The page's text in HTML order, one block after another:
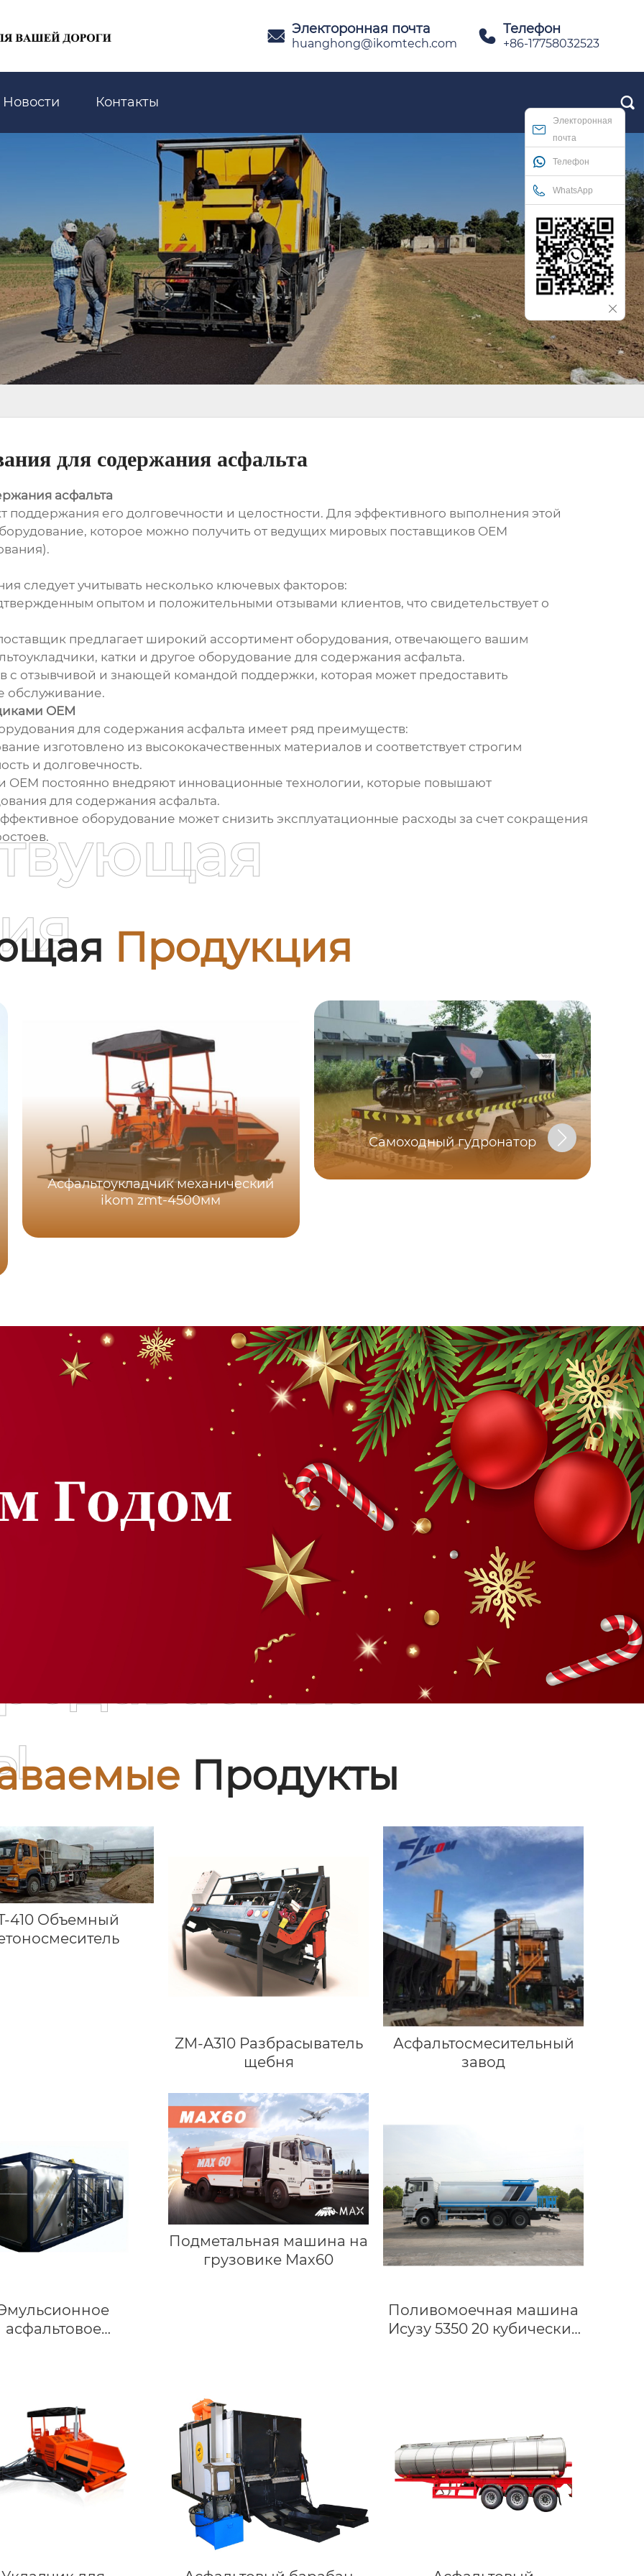
 Электоронная почта
huanghong@ikomtech.com  Телефон
+86-17758032523
Новости Контакты 
Электоронная
почта
Телефон
WhatsApp
для содержания асфальта
асфальта
поддержания его долговечности и целостности. Для эффективного выполнения этой
которое можно получить от ведущих мировых поставщиков OEM
следует учитывать несколько ключевых факторов:
опытом и положительными отзывами клиентов, что свидетельствует о
предлагает широкий ассортимент оборудования, отвечающего вашим
катки и другое оборудование для содержания асфальта.
отзывчивой и знающей командой поддержки, которая может предоставить
обслуживание.
OEM
для содержания асфальта имеет ряд преимуществ:
изготовлено из высококачественных материалов и соответствует строгим
и долговечность.
постоянно внедряют инновационные технологии, которые повышают
для содержания асфальта.
оборудование может снизить эксплуатационные расходы за счет сокращения
Продукция
Асфальтоукладчик механический
ikom zmt-4500мм
Самоходный гудронатор
Продукты
410 Объемный
ZM-A310 Разбрасыватель
щебня
Асфальтосмесительный
завод
асфальтовое
Подметальная машина на
грузовике Мах60
Поливомоечная машина
Исузу 5350 20 кубических